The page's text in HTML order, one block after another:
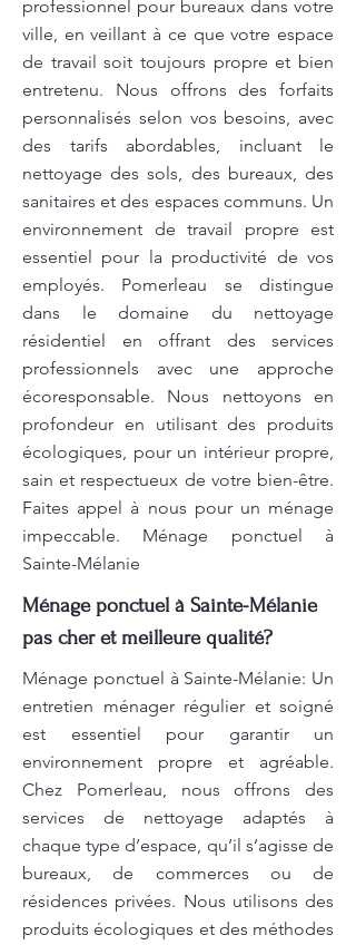
professionnel pour bureaux dans votre
ville, en veillant à ce que votre espace
de travail soit toujours propre et bien
entretenu. Nous offrons des forfaits
personnalisés selon vos besoins, avec
des tarifs abordables, incluant le
nettoyage des sols, des bureaux, des
sanitaires et des espaces communs. Un
environnement de travail propre est
essentiel pour la productivité de vos
employés. Pomerleau se distingue
dans le domaine du nettoyage
résidentiel en offrant des services
professionnels avec une approche
écoresponsable. Nous nettoyons en
profondeur en utilisant des produits
écologiques, pour un intérieur propre,
sain et respectueux de votre bien-être.
Faites appel à nous pour un ménage
impeccable. Ménage ponctuel à
Sainte-Mélanie
Ménage ponctuel à Sainte-Mélanie
pas cher et meilleure qualité?
Ménage ponctuel à Sainte-Mélanie: Un
entretien ménager régulier et soigné
est essentiel pour garantir un
environnement propre et agréable.
Chez Pomerleau, nous offrons des
services de nettoyage adaptés à
chaque type d’espace, qu’il s’agisse de
bureaux, de commerces ou de
résidences privées. Nous utilisons des
produits écologiques et des méthodes